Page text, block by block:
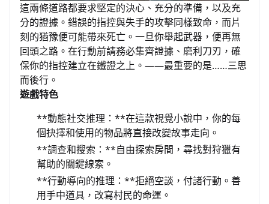
這兩條道路都要求堅定的決心、充分的準備，以及充
分的證據。錯誤的指控與失手的攻擊同樣致命，而片
刻的猶豫便可能帶來死亡。一旦你舉起武器，便再無
回頭之路。在行動前請務必集齊證據、磨利刀刃，確
保你的指控建立在鐵證之上。——最重要的是……三思
而後行。
遊戲特色
**動態社交推理：**在這款視覺小說中，你的每
個抉擇和使用的物品將直接改變故事走向。
**調查和搜索：**自由探索房間，尋找對狩獵有
幫助的關鍵線索。
**行動導向的推理：**拒絕空談，付諸行動。善
用手中道具，改寫村民的命運。